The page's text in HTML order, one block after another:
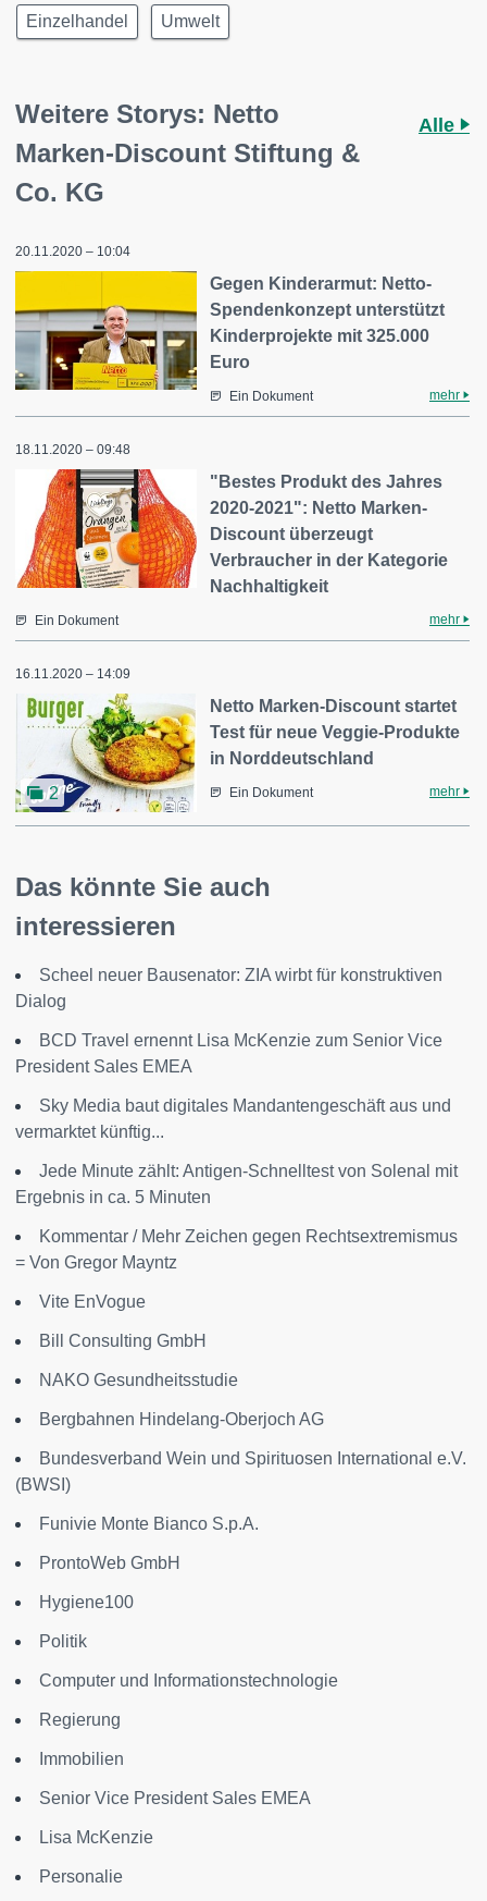
Einzelhandel Umwelt
Weitere Storys: Netto
Marken-Discount Stiftung &
Co. KG
Alle
20.11.2020 – 10:04
Gegen Kinderarmut: Netto-
Spendenkonzept unterstützt
Kinderprojekte mit 325.000
Euro
Ein Dokument mehr
18.11.2020 – 09:48
"Bestes Produkt des Jahres
2020-2021": Netto Marken-
Discount überzeugt
Verbraucher in der Kategorie
Nachhaltigkeit
Ein Dokument mehr
16.11.2020 – 14:09
2
Netto Marken-Discount startet
Test für neue Veggie-Produkte
in Norddeutschland
Ein Dokument mehr
Das könnte Sie auch
interessieren
Scheel neuer Bausenator: ZIA wirbt für konstruktiven
Dialog
BCD Travel ernennt Lisa McKenzie zum Senior Vice
President Sales EMEA
Sky Media baut digitales Mandantengeschäft aus und
vermarktet künftig...
Jede Minute zählt: Antigen-Schnelltest von Solenal mit
Ergebnis in ca. 5 Minuten
Kommentar / Mehr Zeichen gegen Rechtsextremismus
= Von Gregor Mayntz
Vite EnVogue
Bill Consulting GmbH
NAKO Gesundheitsstudie
Bergbahnen Hindelang-Oberjoch AG
Bundesverband Wein und Spirituosen International e.V.
(BWSI)
Funivie Monte Bianco S.p.A.
ProntoWeb GmbH
Hygiene100
Politik
Computer und Informationstechnologie
Regierung
Immobilien
Senior Vice President Sales EMEA
Lisa McKenzie
Personalie